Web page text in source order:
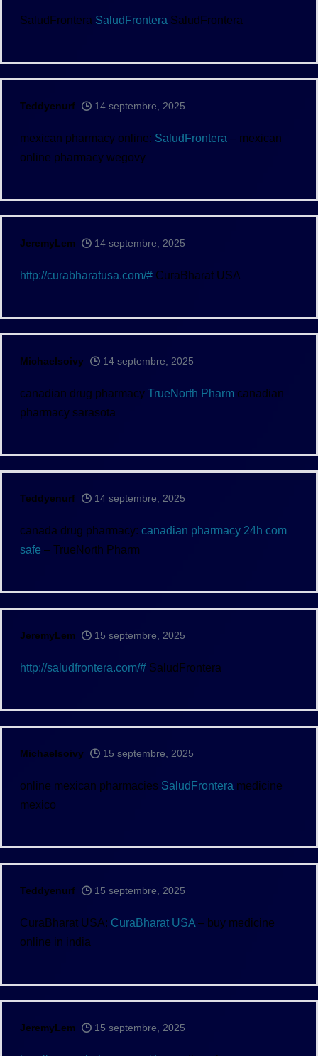
SaludFrontera SaludFrontera SaludFrontera
Teddyenurf 14 septembre, 2025
mexican pharmacy online: SaludFrontera – mexican
online pharmacy wegovy
JeremyLem 14 septembre, 2025
http://curabharatusa.com/# CuraBharat USA
Michaelsoivy 14 septembre, 2025
canadian drug pharmacy TrueNorth Pharm canadian
pharmacy sarasota
Teddyenurf 14 septembre, 2025
canada drug pharmacy: canadian pharmacy 24h com
safe – TrueNorth Pharm
JeremyLem 15 septembre, 2025
http://saludfrontera.com/# SaludFrontera
Michaelsoivy 15 septembre, 2025
online mexican pharmacies SaludFrontera medicine
mexico
Teddyenurf 15 septembre, 2025
CuraBharat USA: CuraBharat USA – buy medicine
online in india
JeremyLem 15 septembre, 2025